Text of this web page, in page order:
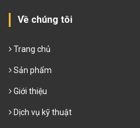
Về chúng tôi
Trang chủ
Sản phẩm
Giới thiệu
Dịch vụ kỹ thuật